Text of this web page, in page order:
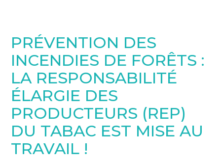
SOGECC – Noisy
SOGECC – République
SOGECC – Turbigo
COMMERÇANTS
GROUPE
SCI / LMNP
PROFESSIONS LIBÉRALES
HOLDING
Gérer votre quotidien
Piloter votre entreprise
Développer votre entreprise
Construire votre patrimoine
Être prêt pour la facturation
électronique
PRÉVENTION DES
INCENDIES DE FORÊTS :
LA RESPONSABILITÉ
ÉLARGIE DES
PRODUCTEURS (REP)
DU TABAC EST MISE AU
TRAVAIL !